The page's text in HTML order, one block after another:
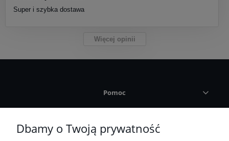
Super i szybka dostawa
Więcej opinii
Pomoc
Dbamy o Twoją prywatność